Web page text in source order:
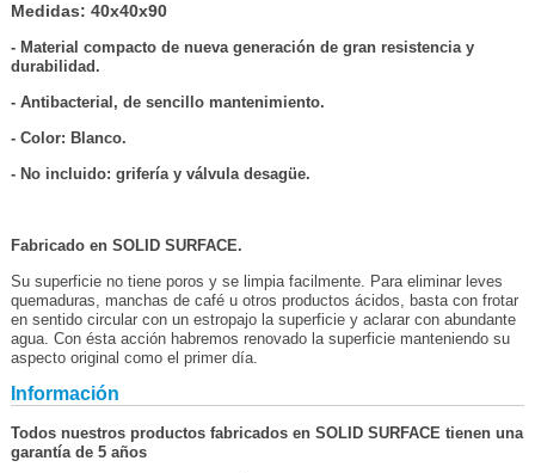
Medidas: 40x40x90
- Material compacto de nueva generación de gran resistencia y
durabilidad.
- Antibacterial, de sencillo mantenimiento.
- Color: Blanco.
- No incluido: grifería y válvula desagüe.
Fabricado en SOLID SURFACE.
Su superficie no tiene poros y se limpia facilmente. Para eliminar leves
quemaduras, manchas de café u otros productos ácidos, basta con frotar
en sentido circular con un estropajo la superficie y aclarar con abundante
agua. Con ésta acción habremos renovado la superficie manteniendo su
aspecto original como el primer día.
Información
Todos nuestros productos fabricados en SOLID SURFACE tienen una
garantía de 5 años